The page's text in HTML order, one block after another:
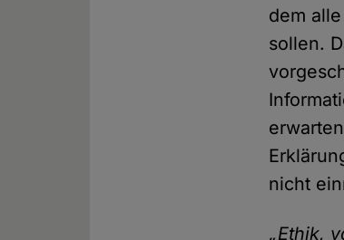
dem
sollen.
nicht
„Ethik,